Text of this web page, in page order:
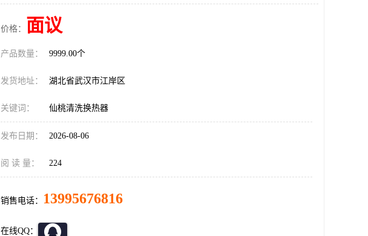
价格： 面议
产品数量： 9999.00个
发货地址： 湖北省武汉市江岸区
关键词： 仙桃清洗换热器
发布日期： 2026-08-06
阅 读 量： 224
销售电话： 13995676816
在线QQ：